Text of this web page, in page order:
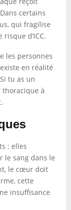
certains
qui fragilise
d’ICC.
les personnes
en réalité
tu as un
à
: elles
le sang dans le
le cœur doit
cette
insuffisance